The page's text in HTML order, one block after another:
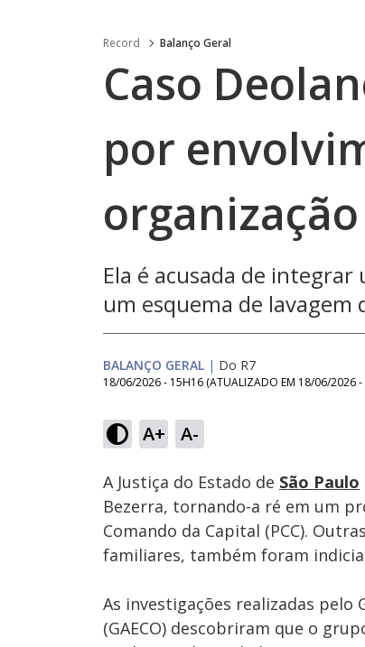
Record Balanço Geral
Caso
por
Ela é acusada de
um esquema de lavagem
BALANÇO GERAL | Do R7
18/06/2026 - 15H16 (ATUALIZADO EM 18/06/2026
A+ A-
Ativar
Som
A Justiça do Estado de São Paulo
Bezerra, tornando-a ré em um
Comando da Capital (PCC).
familiares, também foram
As investigações realizadas pelo
(GAECO) descobriram que o